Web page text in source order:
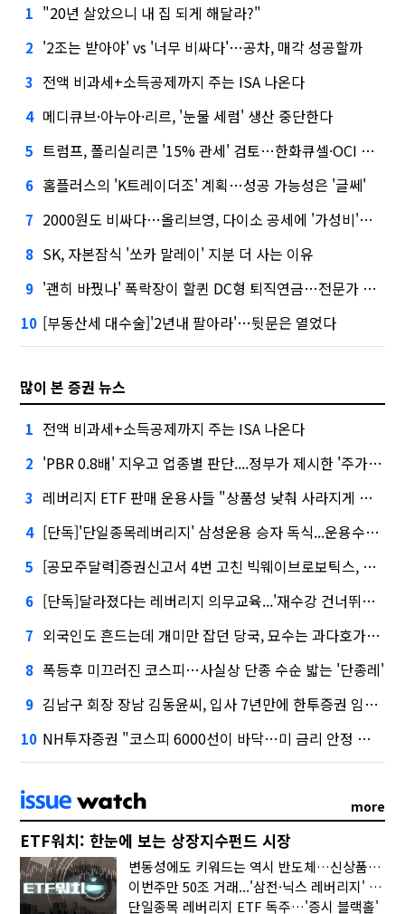
1 "20년 살았으니 내 집 되게 해달라?"
2 '2조는 받아야' vs '너무 비싸다'…공차, 매각 성공할까
3 전액 비과세+소득공제까지 주는 ISA 나온다
4 메디큐브·아누아·리르, '눈물 세럼' 생산 중단한다
5 트럼프, 폴리실리콘 '15% 관세' 검토…한화큐셀·OCI 영향은?
6 홈플러스의 'K트레이더조' 계획…성공 가능성은 '글쎄'
7 2000원도 비싸다…올리브영, 다이소 공세에 '가성비'로 맞불
8 SK, 자본잠식 '쏘카 말레이' 지분 더 사는 이유
9 '괜히 바꿨나' 폭락장이 할퀸 DC형 퇴직연금…전문가 조언은
10 [부동산세 대수술]'2년내 팔아라'…뒷문은 열었다
많이 본 증권 뉴스
1 전액 비과세+소득공제까지 주는 ISA 나온다
2 'PBR 0.8배' 지우고 업종별 판단....정부가 제시한 '주가 누르기' 방지법
3 레버리지 ETF 판매 운용사들 "상품성 낮춰 사라지게 해야"…일부 신중론도
4 [단독]'단일종목레버리지' 삼성운용 승자 독식...운용수익 미래에셋의 6배
5 [공모주달력]증권신고서 4번 고친 빅웨이브로보틱스, 수요예측
6 [단독]달라졌다는 레버리지 의무교육...'재수강 건너뛰기' 허점
7 외국인도 흔드는데 개미만 잡던 당국, 묘수는 과다호가부담금?
8 폭등후 미끄러진 코스피…사실상 단종 수순 밟는 '단종레'
9 김남구 회장 장남 김동윤씨, 입사 7년만에 한투증권 임원 승진
10 NH투자증권 "코스피 6000선이 바닥…미 금리 안정 후 추가 회복"
more
ETF워치: 한눈에 보는 상장지수펀드 시장
변동성에도 키워드는 역시 반도체…신상품은 우주·방산
이번주만 50조 거래...'삼전·닉스 레버리지' 수익률은 -30%
단일종목 레버리지 ETF 독주…'증시 블랙홀'